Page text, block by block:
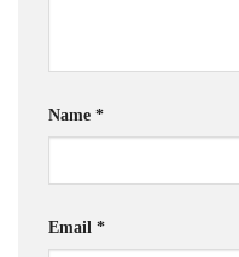
Name *
Email *